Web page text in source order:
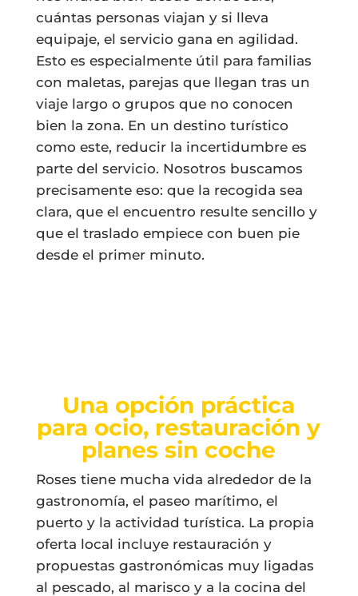
cuántas personas viajan y si lleva
equipaje, el servicio gana en agilidad.
Esto es especialmente útil para familias
con maletas, parejas que llegan tras un
viaje largo o grupos que no conocen
bien la zona. En un destino turístico
como este, reducir la incertidumbre es
parte del servicio. Nosotros buscamos
precisamente eso: que la recogida sea
clara, que el encuentro resulte sencillo y
que el traslado empiece con buen pie
desde el primer minuto.
Una opción práctica
para ocio, restauración y
planes sin coche
Roses tiene mucha vida alrededor de la
gastronomía, el paseo marítimo, el
puerto y la actividad turística. La propia
oferta local incluye restauración y
propuestas gastronómicas muy ligadas
al pescado, al marisco y a la cocina del